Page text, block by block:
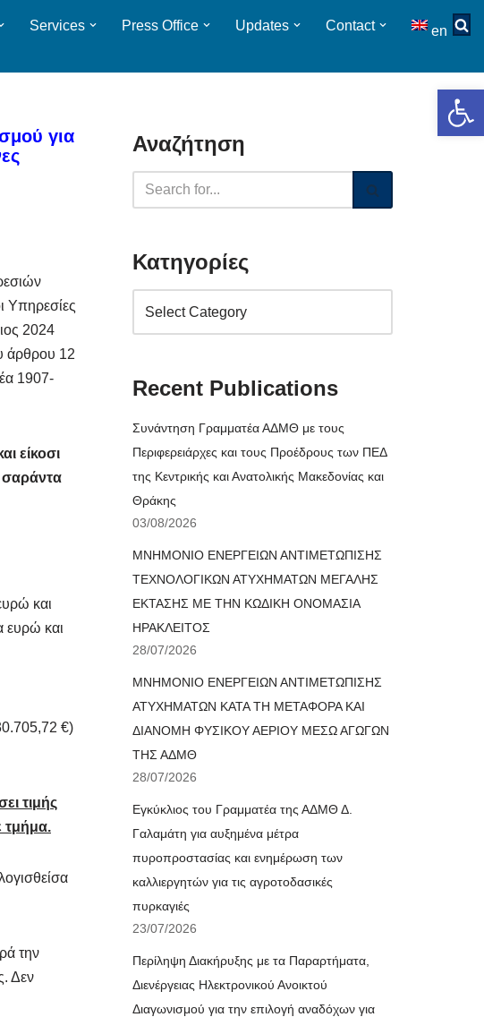
Services Press Οffice Updates Contact en
για
Υπηρεσίες
2024
άρθρου 12
1907-
είκοσι
σαράντα
και
ευρώ και
€)
τιμής
τμήμα.
την
Δεν
Αναζήτηση
Κατηγορίες
Recent Publications
Συνάντηση Γραμματέα ΑΔΜΘ με τους
Περιφερειάρχες και τους Προέδρους των ΠΕΔ
της Κεντρικής και Ανατολικής Μακεδονίας και
Θράκης
03/08/2026
ΜΝΗΜΟΝΙΟ ΕΝΕΡΓΕΙΩΝ ΑΝΤΙΜΕΤΩΠΙΣΗΣ
ΤΕΧΝΟΛΟΓΙΚΩΝ ΑΤΥΧΗΜΑΤΩΝ ΜΕΓΑΛΗΣ
ΕΚΤΑΣΗΣ ΜΕ ΤΗΝ ΚΩΔΙΚΗ ΟΝΟΜΑΣΙΑ
ΗΡΑΚΛΕΙΤΟΣ
28/07/2026
ΜΝΗΜΟΝΙΟ ΕΝΕΡΓΕΙΩΝ ΑΝΤΙΜΕΤΩΠΙΣΗΣ
ΑΤΥΧΗΜΑΤΩΝ ΚΑΤΑ ΤΗ ΜΕΤΑΦΟΡΑ ΚΑΙ
ΔΙΑΝΟΜΗ ΦΥΣΙΚΟΥ ΑΕΡΙΟΥ ΜΕΣΩ ΑΓΩΓΩΝ
ΤΗΣ ΑΔΜΘ
28/07/2026
Εγκύκλιος του Γραμματέα της ΑΔΜΘ Δ.
Γαλαμάτη για αυξημένα μέτρα
πυροπροστασίας και ενημέρωση των
καλλιεργητών για τις αγροτοδασικές
πυρκαγιές
23/07/2026
Περίληψη Διακήρυξης με τα Παραρτήματα,
Διενέργειας Ηλεκτρονικού Ανοικτού
Διαγωνισμού για την επιλογή αναδόχων για